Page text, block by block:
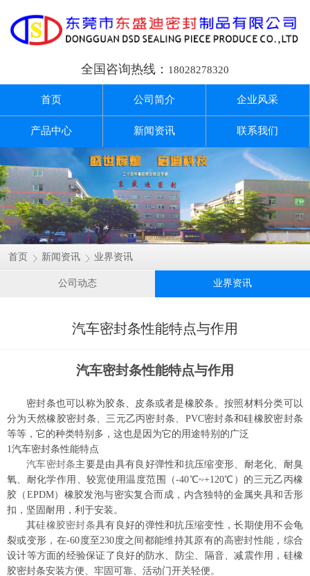
全国咨询热线： 18028278320
首页 公司简介 企业风采
产品中心 新闻资讯 联系我们
首页 新闻资讯 业界资讯
公司动态 业界资讯
汽车密封条性能特点与作用
汽车密封条性能特点与作用
密封条也可以称为胶条、皮条或者是橡胶条。按照材料分类可以
分为天然橡胶密封条、三元乙丙密封条、 PVC密封条和硅橡 胶密封条
等等， 它的种类特别多，这也是因为它的用途特别的广泛
1汽车密封条性能特点
汽车密封条主要是由具有良好弹性和抗压缩变形、耐老化、耐臭
氧、耐化学作用、较宽使用温度范围（-40℃~+120℃）的三元乙丙橡
胶（EPDM）橡胶发泡与密实复合而成，内含独特的金属夹具和舌形
扣，坚固耐用，利于安装。
其硅橡胶密封条具有良好的弹性和抗压缩变性，长期使用不会龟
裂或变形，在-60 度至230 度之间都能维持其原有的高密封性能 ， 综合
设计等方面的经验保证了良好的防水、防尘、隔音、减震作用 ，硅橡
胶密封条安装方便、牢固可靠、活动门开关轻便。